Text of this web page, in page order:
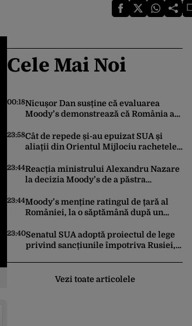
Cele Mai Noi
00:18Nicușor Dan susține că evaluarea
Moody’s demonstrează că România a
încrederea investitorilor: „Totuși,
perspectiva rămâne rezervată”
23:58Cât de repede și-au epuizat SUA și
aliații din Orientul Mijlociu rachetele
23:44Reacția ministrului Alexandru Nazare
la decizia Moody’s de a păstra
„Este un răgaz, dar în niciun caz un
motiv de relaxare”
23:44Moody’s menține ratingul de țară al
României, la o săptămână după un
unui guvern cu puteri depline,
principala vulnerabilitate din raport
23:40Senatul SUA adoptă proiectul de lege
privind sancțiunile împotriva Rusiei,
Vezi toate articolele